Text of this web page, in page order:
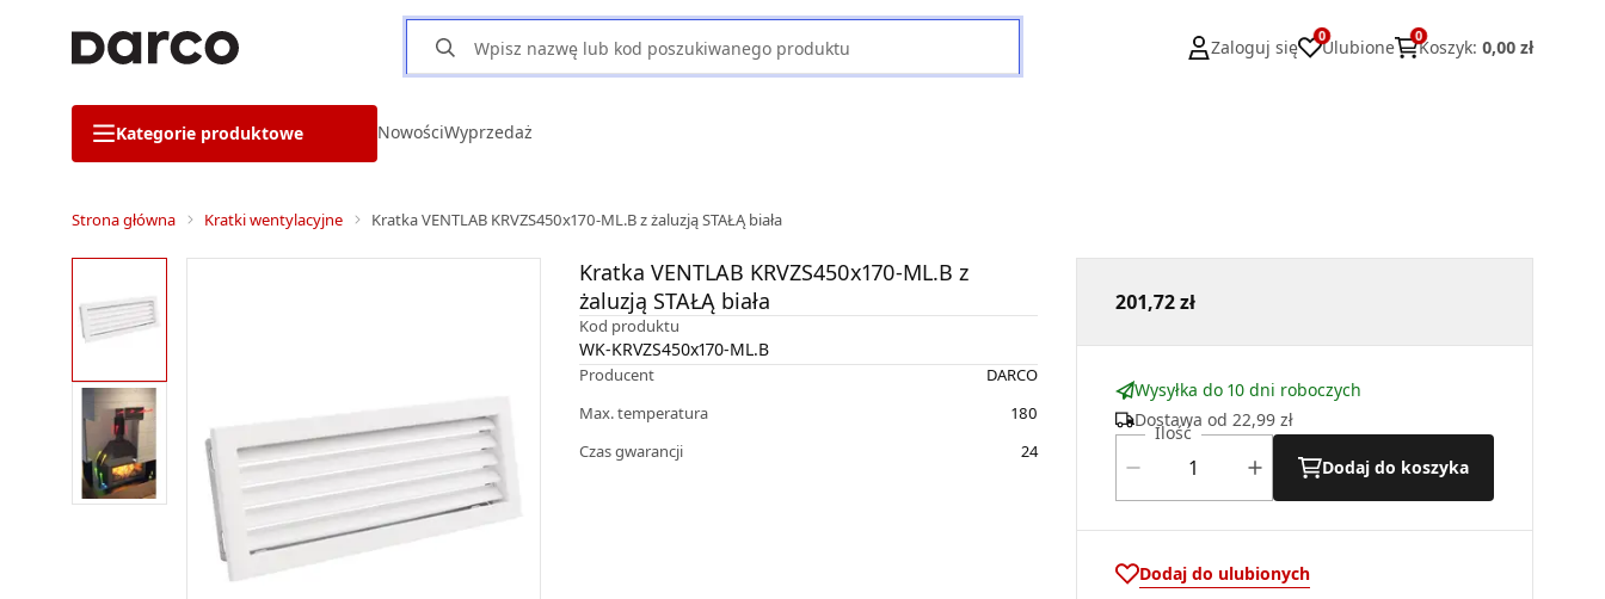
Zaloguj się
0
Ulubione
0
Koszyk: 0,00 zł
Kategorie produktowe NowościWyprzedaż
Strona główna Kratki wentylacyjne Kratka VENTLAB KRVZS450x170-ML.B z żaluzją STAŁĄ biała
Kratka VENTLAB KRVZS450x170-ML.B z
żaluzją STAŁĄ biała
Kod produktu
WK-KRVZS450x170-ML.B
Producent
DARCO
Max. temperatura
180
Czas gwarancji
24
201,72 zł
Wysyłka do 10 dni roboczych
Dostawa od 22,99 zł
Ilość
Dodaj do koszyka
Dodaj do ulubionych